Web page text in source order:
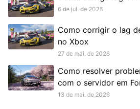
6 de jul. de 2026
Como corrigir o lag
no Xbox
27 de mai. de 2026
Como resolver
com o servidor em
13 de mai. de 2026